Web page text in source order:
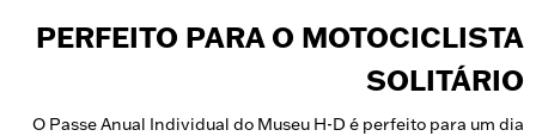
PERFEITO PARA O MOTOCICLISTA
SOLITÁRIO
O Passe Anual Individual do Museu H-D é perfeito para um dia